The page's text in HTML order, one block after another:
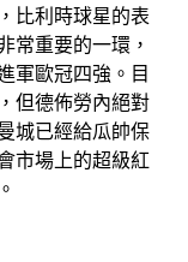
比利時球星的表
常重要的一環，
軍歐冠四強。目
但德佈勞內絕對
城已經給瓜帥保
市場上的超級紅